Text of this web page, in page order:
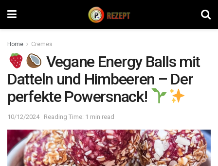
Home Cremes
Vegane Energy Balls mit
Datteln und Himbeeren – Der
perfekte Powersnack!
10/12/2024 Reading Time: 1 min read